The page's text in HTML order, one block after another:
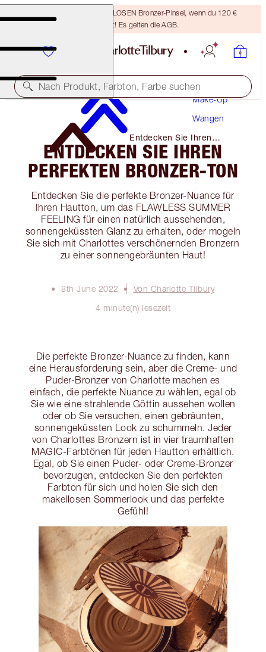
Sichere dir einen KOSTENLOSEN Bronzer-Pinsel, wenn du 120 €
ausgibst! Es gelten die AGB.
Nach Produkt, Farbton, Farbe suchen
Make-Up
Wangen
Entdecken Sie Ihren
Perfekten Bronzer-Ton
ENTDECKEN SIE IHREN
PERFEKTEN BRONZER-TON
Entdecken Sie die perfekte Bronzer-Nuance für
Ihren Hautton, um das FLAWLESS SUMMER
FEELING für einen natürlich aussehenden,
sonnengeküssten Glanz zu erhalten, oder mogeln
Sie sich mit Charlottes verschönernden Bronzern
zu einer sonnengebräunten Haut!
8th June 2022
Von Charlotte Tilbury
4 minute(n) lesezeit
Die perfekte Bronzer-Nuance zu finden, kann
eine Herausforderung sein, aber die Creme- und
Puder-Bronzer von Charlotte machen es
einfach, die perfekte Nuance zu wählen, egal ob
Sie wie eine strahlende Göttin aussehen wollen
oder ob Sie versuchen, einen gebräunten,
sonnengeküssten Look zu schummeln. Jeder
von Charlottes Bronzern ist in vier traumhaften
MAGIC-Farbtönen für jeden Hautton erhältlich.
Egal, ob Sie einen Puder- oder Creme-Bronzer
bevorzugen, entdecken Sie den perfekten
Farbton für sich und holen Sie sich den
makellosen Sommerlook und das perfekte
Gefühl!